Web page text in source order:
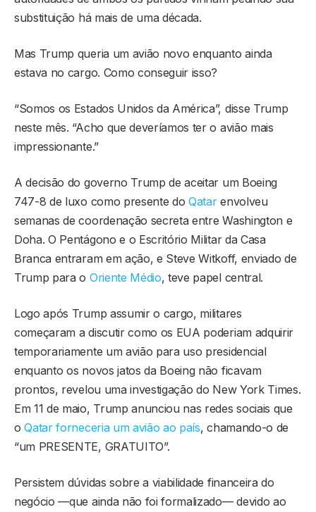
substituição há mais de uma década.
Mas Trump queria um avião novo enquanto ainda
estava no cargo. Como conseguir isso?
“Somos os Estados Unidos da América”, disse Trump
neste mês. “Acho que deveríamos ter o avião mais
impressionante.”
A decisão do governo Trump de aceitar um Boeing
747-8 de luxo como presente doQatarenvolveu
semanas de coordenação secreta entre Washington e
Doha. O Pentágono e o Escritório Militar da Casa
Branca entraram em ação, e Steve Witkoff, enviado de
Trump para o Oriente Médio, teve papel central.
Logo após Trump assumir o cargo, militares
começaram a discutir como os EUA poderiam adquirir
temporariamente um avião para uso presidencial
enquanto os novos jatos da Boeing não ficavam
prontos, revelou uma investigação do New York Times.
Em 11 de maio, Trump anunciou nas redes sociais que
oQatar forneceria um avião ao país, chamando-o de
“um PRESENTE, GRATUITO”.
Persistem dúvidas sobre a viabilidade financeira do
negócio —que ainda não foi formalizado— devido ao